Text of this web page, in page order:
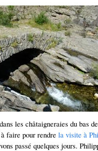
les châtaigneraies du bas
faire pour rendre la visite à
passé quelques jours.